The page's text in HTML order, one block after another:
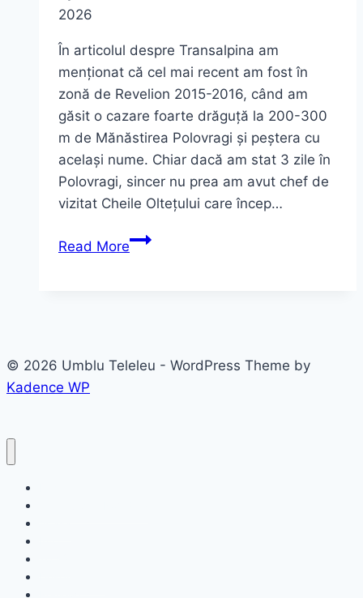
2026
În articolul despre Transalpina am
menționat că cel mai recent am fost în
zonă de Revelion 2015-2016, când am
găsit o cazare foarte drăguță la 200-300
m de Mănăstirea Polovragi și peștera cu
același nume. Chiar dacă am stat 3 zile în
Polovragi, sincer nu prea am avut chef de
vizitat Cheile Oltețului care încep…
Read MoreMănăstirea
capătul
© 2026 Umblu Teleleu - WordPress Theme by
Kadence WP